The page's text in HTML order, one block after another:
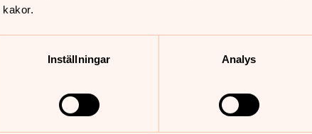
Inställningar Analys